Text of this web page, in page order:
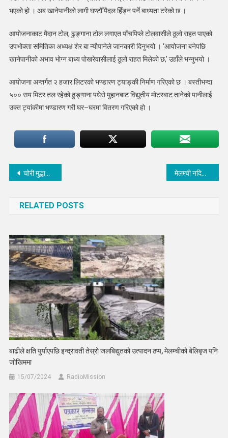
भएको हो । अब खानेपानीको लागी घण्टौँ पैदल हिँड्न पर्ने बाध्यता टरेको छ ।
आयोजनाकाट मैदान टोल, ढुङ्गाना टोल लगाएत पाँचपिप्ले टोलवासीले ठूलो राहत पाएको
उपभोक्ता समितिका अध्यक्ष शेर बा न्यौपानेले जानकारी दिनुभयो । ‘आयोजना बनेपछि
खानेपानीको अभाव भोग्न बाध्य पोखरेवासीलाई ठूलो राहत मिलेको छ,’ उहाँले भन्नुभयो ।
आयोजना अन्तर्गत २ हजार लिटरको भण्डारण ट्याङ्की निर्माण गरिएको छ । बस्तीभन्दा
५०० सय मिटर तल रहेको ढुङ्गाना पधेरो मुहानबाट विद्युतीय मोटरबाट तानेको पानीलाई
उक्त ट्यांकीमा भण्डारण गरी घर–घरमा वितरण गरिएको हो ।
Post
चोरी मुद्धाका फरार अपराधी सात वर्ष पछि आज पक्राउ मेलम्ची नदिमा बेलिबृज निर्माण हुने पक्का पक्की, नेपाली सेनाको टोलीद्वारा स्थलगत निरिक्षण
RELATED POSTS
बाढीले क्षति पुर्याएपछि इन्द्रावती तेस्रो जलबिद्युतको उत्पादन ठप्प, मेलम्चीको बेलिबृज पनि
जोखिममा
15/07/2024 RadioMission